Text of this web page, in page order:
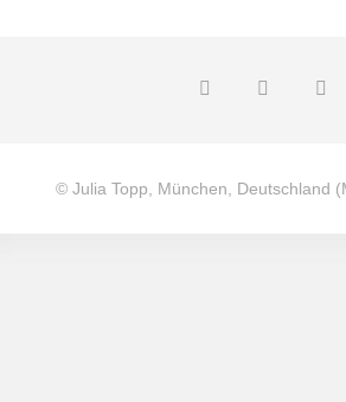
© Julia Topp, München, Deutschland